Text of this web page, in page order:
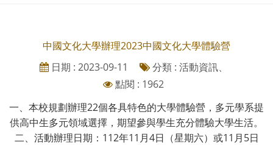
中國文化大學辦理2023中國文化大學體驗營
日期 : 2023-09-11
分類 : 活動資訊、
點閱 : 1962
一、本校規劃辦理22個各具特色的大學體驗營，多元學系提
供高中生多元領域選擇，期望參與學生充分體驗大學生活。
二、活動辦理日期：112年11月4日（星期六）或11月5日